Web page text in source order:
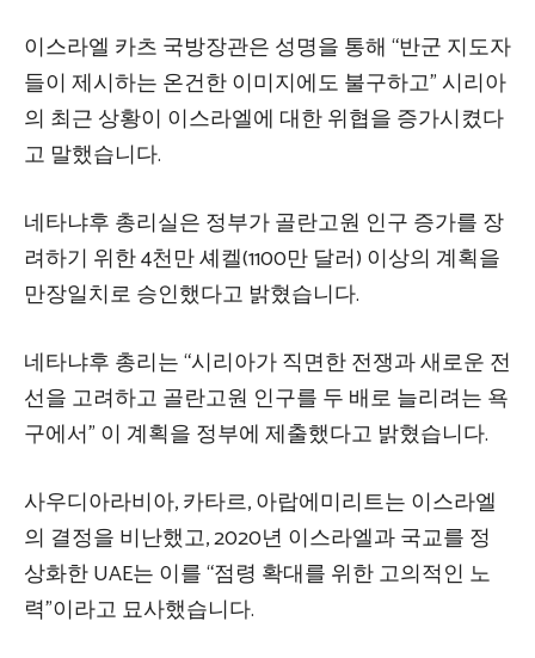
이스라엘 카츠 국방장관은 성명을 통해 “반군 지도자
들이 제시하는 온건한 이미지에도 불구하고” 시리아
의 최근 상황이 이스라엘에 대한 위협을 증가시켰다
고 말했습니다.
네타냐후 총리실은 정부가 골란고원 인구 증가를 장
려하기 위한 4천만 셰켈(1100만 달러) 이상의 계획을
만장일치로 승인했다고 밝혔습니다.
네타냐후 총리는 “시리아가 직면한 전쟁과 새로운 전
선을 고려하고 골란고원 인구를 두 배로 늘리려는 욕
구에서” 이 계획을 정부에 제출했다고 밝혔습니다.
사우디아라비아, 카타르, 아랍에미리트는 이스라엘
의 결정을 비난했고, 2020년 이스라엘과 국교를 정
상화한 UAE는 이를 “점령 확대를 위한 고의적인 노
력”이라고 묘사했습니다.